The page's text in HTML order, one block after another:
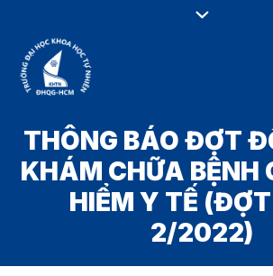
THÔNG BÁO ĐỢT
KHÁM CHỮA BỆNH
HIỂM Y TẾ
2/2022)